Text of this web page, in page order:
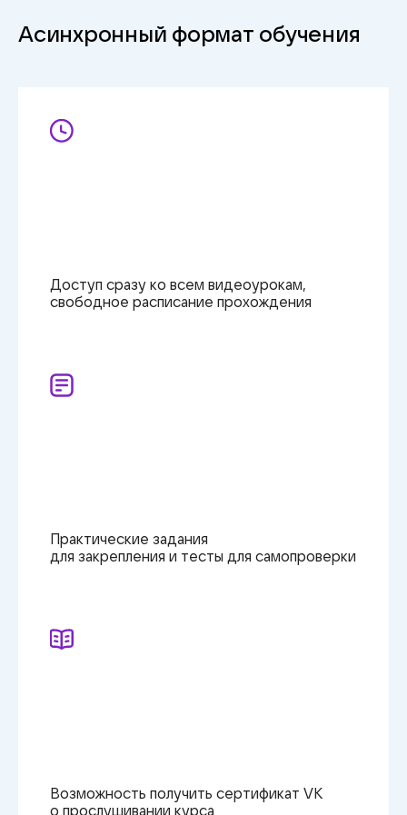
Асинхронный формат обучения
Доступ сразу ко всем видеоурокам,
свободное расписание прохождения
Практические задания
для закрепления и тесты для самопроверки
Возможность получить сертификат VK
о прослушивании курса